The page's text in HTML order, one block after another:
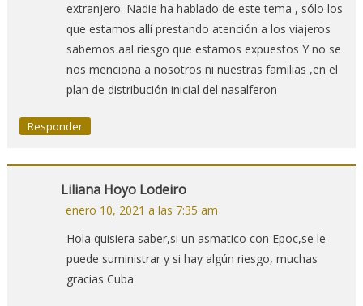
extranjero. Nadie ha hablado de este tema , sólo los
que estamos allí prestando atención a los viajeros
sabemos aal riesgo que estamos expuestos Y no se
nos menciona a nosotros ni nuestras familias ,en el
plan de distribución inicial del nasalferon
Responder
Liliana Hoyo Lodeiro
enero 10, 2021 a las 7:35 am
Hola quisiera saber,si un asmatico con Epoc,se le
puede suministrar y si hay algún riesgo, muchas
gracias Cuba